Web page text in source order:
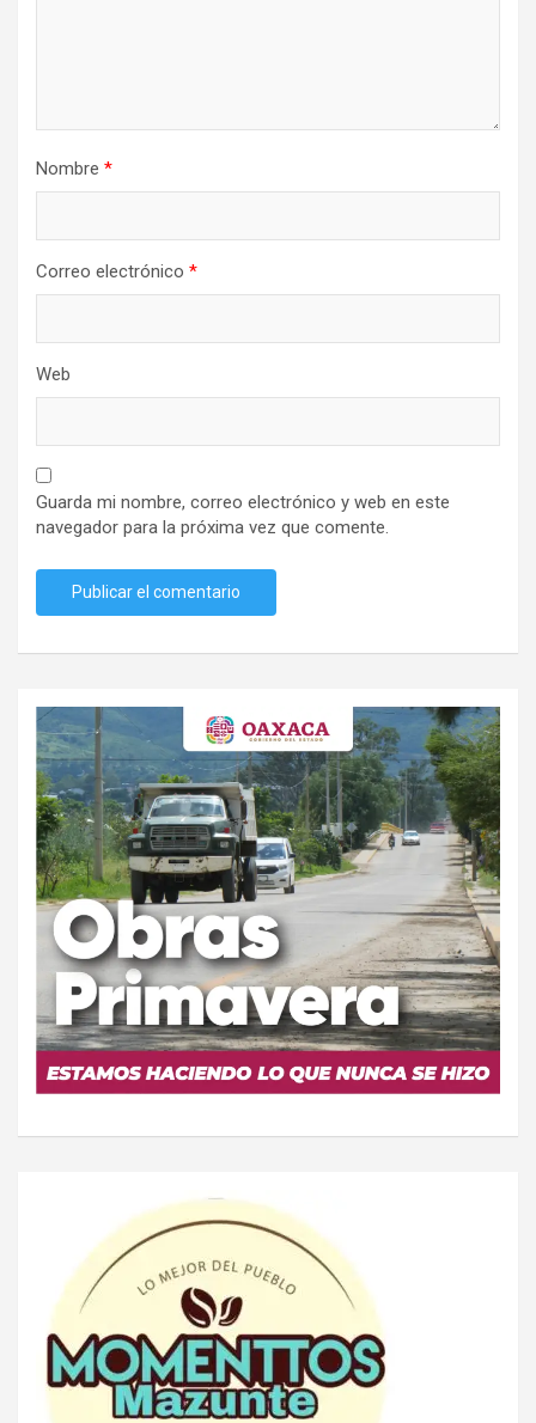
Nombre *
Correo electrónico *
Web
Guarda mi nombre, correo electrónico y web en este
navegador para la próxima vez que comente.